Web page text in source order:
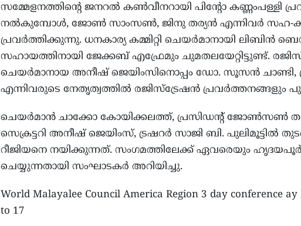
സമ്മേളനത്തിന്റെ ജനറല്‍ കണ്‍വീനറായി പിന്റോ കണ്ണംപള്ളി
നല്‍കുമ്പോള്‍, ജോണ്‍ സാംസണ്‍, ജിനു തര്യന്‍ എന്നിവര്‍ സഹ-
പ്രവര്‍ത്തിക്കുന്നു. ധനകാര്യ കമ്മിറ്റി ചെയര്‍മാനായി ലിബിന്‍
സഹായത്തിനായി ജേക്കബ് എഫ്രേമും ചുമതലയേറ്റിട്ടുണ്ട്.
ചെയര്‍മാനായ അനീഷ് ജെയിംസിനൊപ്പം ഡോ. സൂസന്‍ ചാണ്ടി,
എന്നിവരുടെ നേതൃത്വത്തില്‍ രജിസ്‌ട്രേഷന്‍ പ്രവര്‍ത്തനങ്ങളും
ചെയര്‍മാന്‍ ചാക്കോ കോയിക്കലത്ത്, പ്രസിഡന്റ് ജോണ്‍സണ്‍
സെക്രട്ടറി അനീഷ് ജെയിംസ്, ട്രഷറര്‍ സാജി ബി. പുലിമൂട്ടില്‍
റീജിയനെ നയിക്കുന്നത്. സംഗമത്തിലേക്ക് ഏവരെയും
ചെയ്യുന്നതായി സംഘാടകര്‍ അറിയിച്ചു.
World Malayalee Council America Region 3 day conference
to 17